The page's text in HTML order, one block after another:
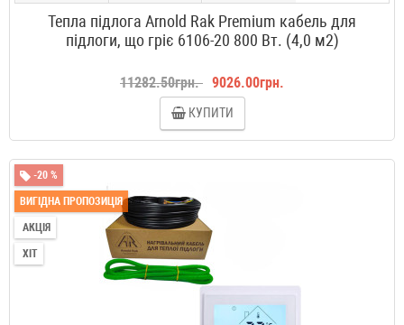
Тепла підлога Arnold Rak Premium кабель для
підлоги, що гріє 6106-20 800 Вт. (4,0 м2)
11282.50грн. 9026.00грн.
КУПИТИ
-20 %
ВИГІДНА ПРОПОЗИЦІЯ
АКЦІЯ
ХІТ